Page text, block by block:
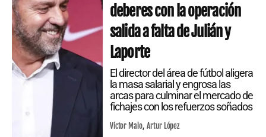
deberes con la operación
salida a falta de Julián y
Laporte
El director del área de fútbol aligera
la masa salarial y engrosa las
arcas para culminar el mercado de
fichajes con los refuerzos soñados
Víctor Malo Artur López